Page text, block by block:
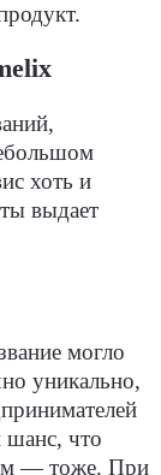
хоть и
выдает
могло
уникально,
шанс, что
— тоже. При